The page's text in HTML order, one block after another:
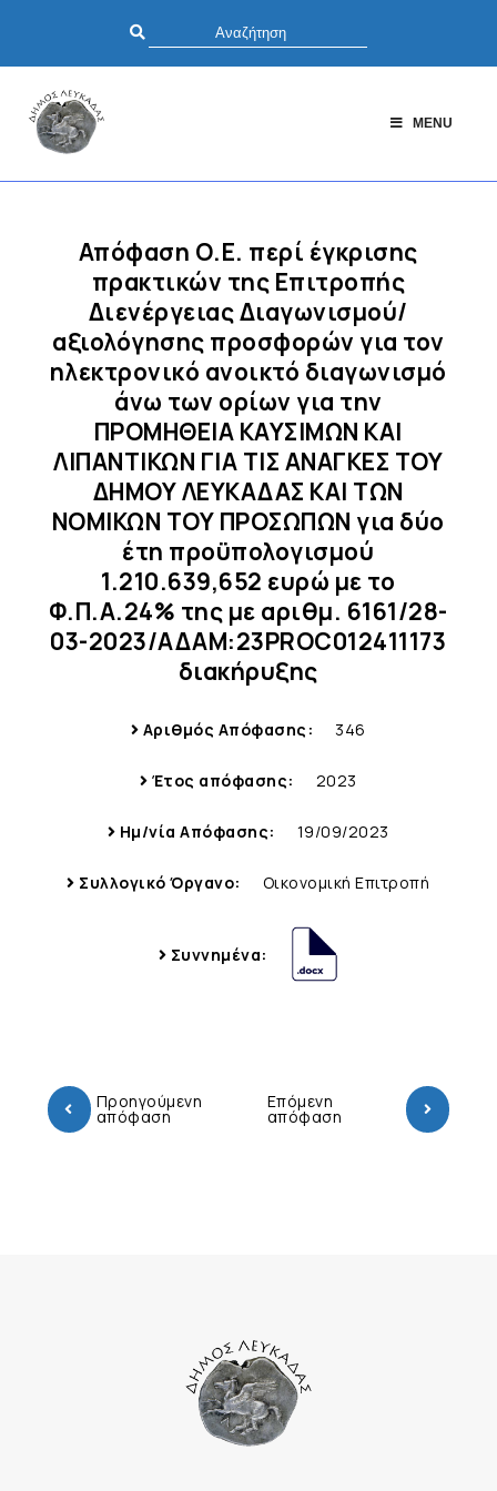
MENU
Απόφαση Ο.Ε. περί έγκρισης
πρακτικών της Επιτροπής
Διενέργειας Διαγωνισμού/
αξιολόγησης προσφορών για τον
ηλεκτρονικό ανοικτό διαγωνισμό
άνω των ορίων για την
ΠΡΟΜΗΘΕΙΑ ΚΑΥΣΙΜΩΝ ΚΑΙ
ΛΙΠΑΝΤΙΚΩΝ ΓΙΑ ΤΙΣ ΑΝΑΓΚΕΣ ΤΟΥ
ΔΗΜΟΥ ΛΕΥΚΑΔΑΣ ΚΑΙ ΤΩΝ
ΝΟΜΙΚΩΝ ΤΟΥ ΠΡΟΣΩΠΩΝ για δύο
έτη προϋπολογισμού
1.210.639,652 ευρώ με το
Φ.Π.Α.24% της με αριθμ. 6161/28-
03-2023/ΑΔΑΜ:23PROC012411173
διακήρυξης
Αριθμός Απόφασης: 346
Έτος απόφασης: 2023
Ημ/νία Απόφασης: 19/09/2023
Συλλογικό Όργανο: Οικονομική Επιτροπή
Συννημένα:
Προηγούμενη
απόφαση
Επόμενη
απόφαση